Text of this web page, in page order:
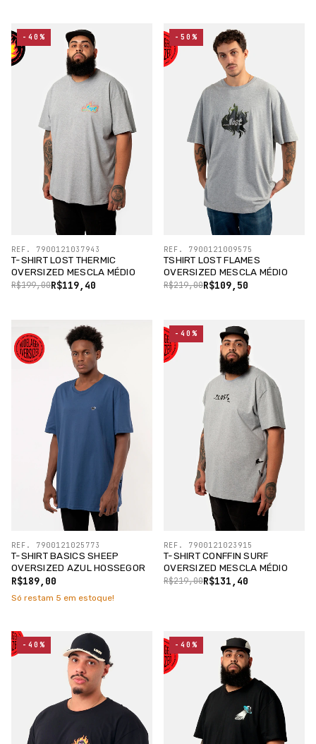
T-SHIRT LOST THERMIC
OVERSIZED MESCLA MÉDIO
R$119,40
R$199,00
REF. 7900121037943
-40%
TSHIRT LOST FLAMES
OVERSIZED MESCLA MÉDIO
R$109,50
R$219,00
REF. 7900121009575
-50%
T-SHIRT BASICS SHEEP
OVERSIZED AZUL HOSSEGOR
R$189,00
REF. 7900121025773
Só restam 5 em estoque!
T-SHIRT CONFFIN SURF
OVERSIZED MESCLA MÉDIO
R$131,40
R$219,00
REF. 7900121023915
-40%
-40% -40%